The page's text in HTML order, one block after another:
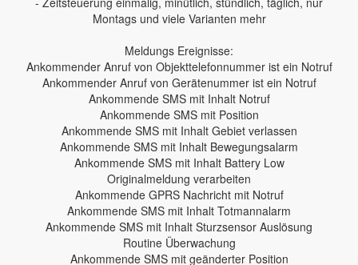
Montags und viele Varianten mehr
Meldungs Ereignisse:
Ankommender Anruf von Objekttelefonnummer ist ein Notruf
Ankommender Anruf von Gerätenummer ist ein Notruf
Ankommende SMS mit Inhalt Notruf
Ankommende SMS mit Position
Ankommende SMS mit Inhalt Gebiet verlassen
Ankommende SMS mit Inhalt Bewegungsalarm
Ankommende SMS mit Inhalt Battery Low
Originalmeldung verarbeiten
Ankommende GPRS Nachricht mit Notruf
Ankommende SMS mit Inhalt Totmannalarm
Ankommende SMS mit Inhalt Sturzsensor Auslösung
Routine Überwachung
Ankommende SMS mit geänderter Position